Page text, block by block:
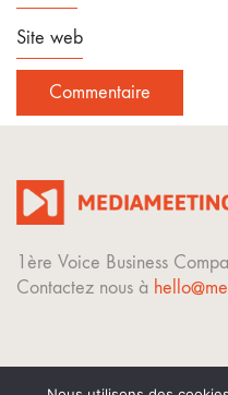
Site web
1ère Voice Business
Contactez nous à